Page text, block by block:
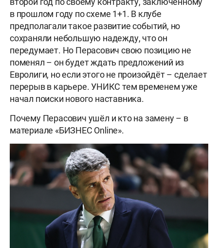
в прошлом году по схеме 1+1. В клубе
предполагали такое развитие событий, но
сохраняли небольшую надежду, что он
передумает. Но Перасович свою позицию не
поменял – он будет ждать предложений из
Евролиги, но если этого не произойдёт – сделает
перерыв в карьере. УНИКС тем временем уже
начал поиски нового наставника.
Почему Перасович ушёл и кто на замену – в
материале «БИЗНЕС Online».